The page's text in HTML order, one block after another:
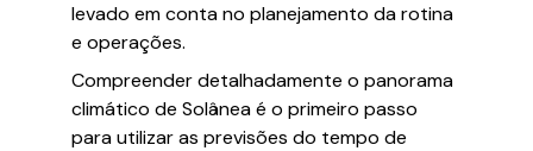
levado em conta no planejamento da rotina
e operações.
Compreender detalhadamente o panorama
climático de Solânea é o primeiro passo
para utilizar as previsões do tempo de